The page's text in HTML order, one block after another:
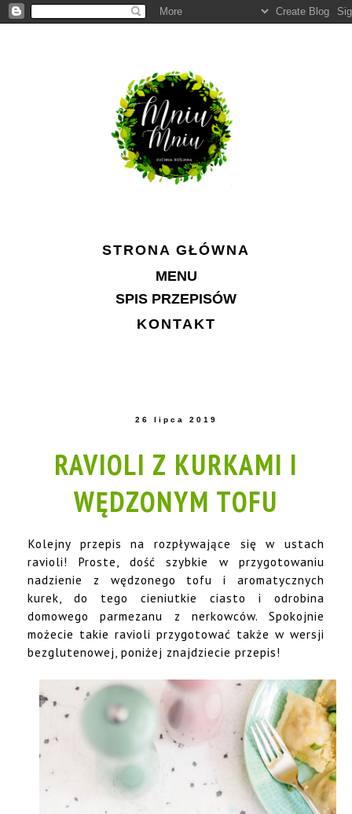
STRONA GŁÓWNA
MENU
SPIS PRZEPISÓW
KONTAKT
26 lipca 2019
RAVIOLI Z KURKAMI I
WĘDZONYM TOFU
Kolejny przepis na rozpływające się w ustach
ravioli! Proste, dość szybkie w przygotowaniu
nadzienie z wędzonego tofu i aromatycznych
kurek, do tego cieniutkie ciasto i odrobina
domowego parmezanu z nerkowców. Spokojnie
możecie takie ravioli przygotować także w wersji
bezglutenowej, poniżej znajdziecie przepis!